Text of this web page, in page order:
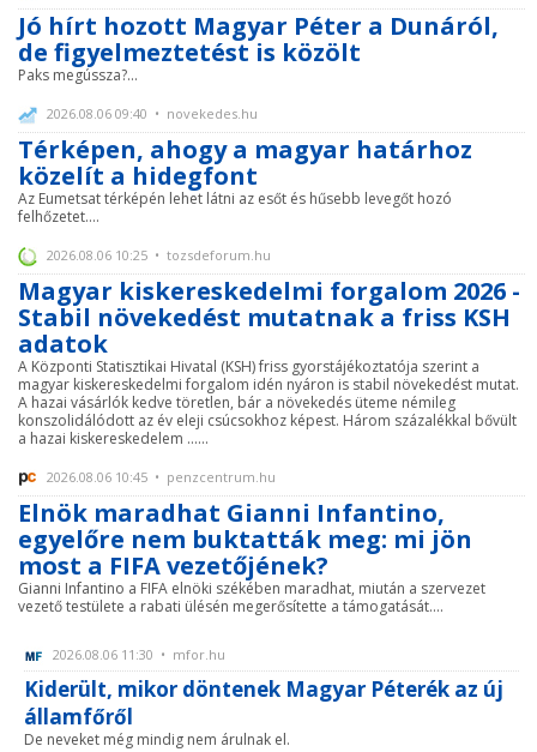
Jó hírt hozott Magyar Péter a Dunáról,
de figyelmeztetést is közölt
Paks megússza?...
2026.08.06 09:40 • novekedes.hu
Térképen, ahogy a magyar határhoz
közelít a hidegfont
Az Eumetsat térképén lehet látni az esőt és hűsebb levegőt hozó
felhőzetet....
2026.08.06 10:25 • tozsdeforum.hu
Magyar kiskereskedelmi forgalom 2026 -
Stabil növekedést mutatnak a friss KSH
adatok
A Központi Statisztikai Hivatal (KSH) friss gyorstájékoztatója szerint a
magyar kiskereskedelmi forgalom idén nyáron is stabil növekedést mutat.
A hazai vásárlók kedve töretlen, bár a növekedés üteme némileg
konszolidálódott az év eleji csúcsokhoz képest. Három százalékkal bővült
a hazai kiskereskedelem ......
2026.08.06 10:45 • penzcentrum.hu
Elnök maradhat Gianni Infantino,
egyelőre nem buktatták meg: mi jön
most a FIFA vezetőjének?
Gianni Infantino a FIFA elnöki székében maradhat, miután a szervezet
vezető testülete a rabati ülésén megerősítette a támogatását....
2026.08.06 11:30 • mfor.hu
Kiderült, mikor döntenek Magyar Péterék az új
államfőről
De neveket még mindig nem árulnak el.